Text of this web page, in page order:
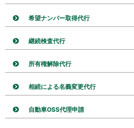
希望ナンバー取得代行
継続検査代行
所有権解除代行
相続による名義変更代行
自動車OSS代理申請